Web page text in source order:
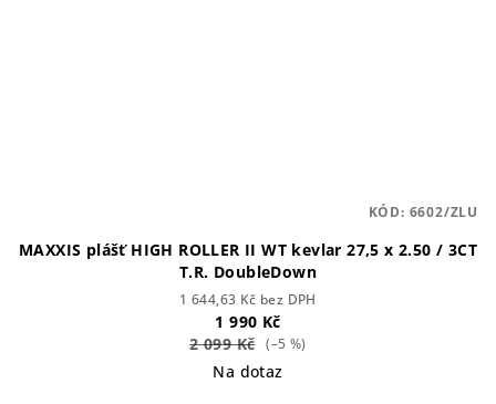
MAXXIS plášť HIGH ROLLER II WT kevlar 27,5 x 2.50 / 3CT
T.R. DoubleDown
1 644,63 Kč bez DPH
1 990 Kč
2 099 Kč (–5 %)
Na dotaz
KÓD: 6602/ZLU